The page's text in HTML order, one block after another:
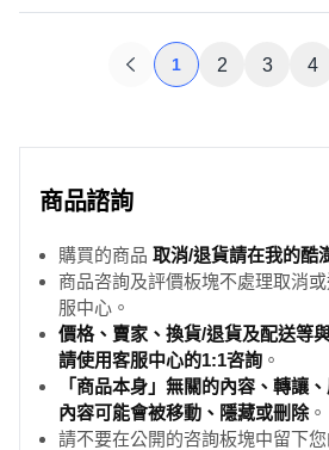
1 2 3 4
商品諮詢
購買的商品 取消/退貨請在我的酷
商品咨詢及評價板塊不處理取消
服中心。
價格、賣家、換貨/退貨及配送等
請使用客服中心的1:1咨詢 。
「商品本身」無關的內容、轉讓
內容可能會被移動、隱藏或刪除。
請不要在公開的咨詢板塊中留下